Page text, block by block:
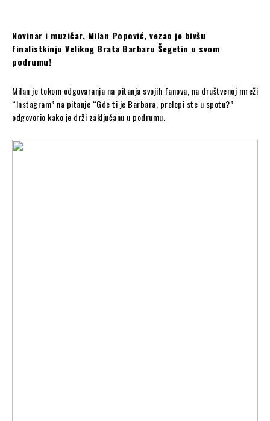
Novinar i muzičar, Milan Popović, vezao je bivšu
finalistkinju Velikog Brata Barbaru Šegetin u svom
podrumu!
Milan je tokom odgovaranja na pitanja svojih fanova, na društvenoj mreži
“Instagram” na pitanje “Gde ti je Barbara, prelepi ste u spotu?”
odgovorio kako je drži zaključanu u podrumu.